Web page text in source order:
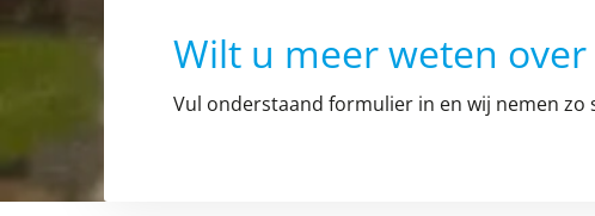
Wilt u meer weten
Vul onderstaand formulier in en wij nemen zo